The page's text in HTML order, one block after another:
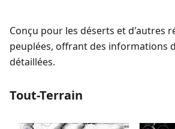
Conçu pour les déserts et d'autres
peuplées, offrant des informations
détaillées.
Tout-Terrain